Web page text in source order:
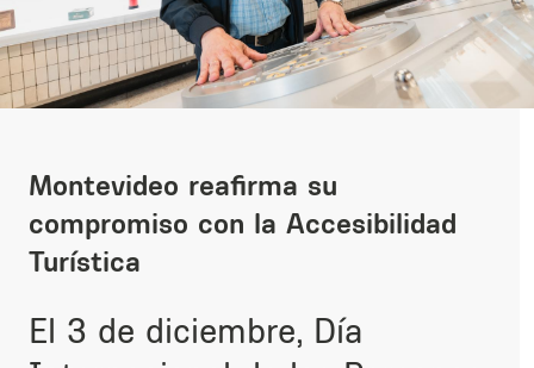
Montevideo reafirma su
compromiso con la Accesibilidad
Turística
El 3 de diciembre, Día